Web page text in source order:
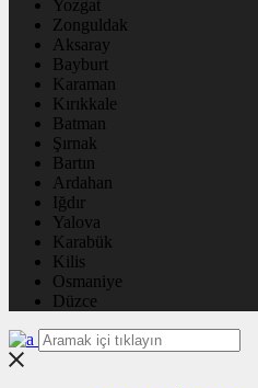
Yozgat
Zonguldak
Aksaray
Bayburt
Karaman
Kırıkkale
Batman
Şırnak
Bartın
Ardahan
Iğdır
Yalova
Karabük
Kilis
Osmaniye
Düzce